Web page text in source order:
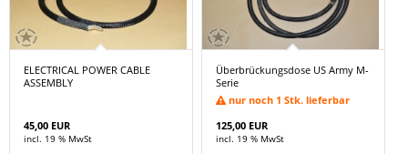
ELECTRICAL POWER CABLE
ASSEMBLY
45,00 EUR
incl. 19 % MwSt
Überbrückungsdose US Army M-
Serie
nur noch 1 Stk. lieferbar
125,00 EUR
incl. 19 % MwSt